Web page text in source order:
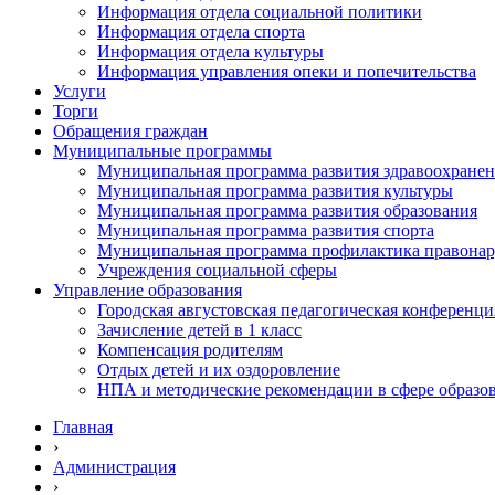
Информация отдела социальной политики
Информация отдела спорта
Информация отдела культуры
Информация управления опеки и попечительства
Услуги
Торги
Обращения граждан
Муниципальные программы
Муниципальная программа развития
Муниципальная программа развития культуры
Муниципальная программа развития образования
Муниципальная программа развития спорта
Муниципальная программа профилактика
Учреждения социальной сферы
Управление образования
Городская августовская педагогическая
Зачисление детей в 1 класс
Компенсация родителям
Отдых детей и их оздоровление
НПА и методические рекомендации в сфере
Главная
›
Администрация
›